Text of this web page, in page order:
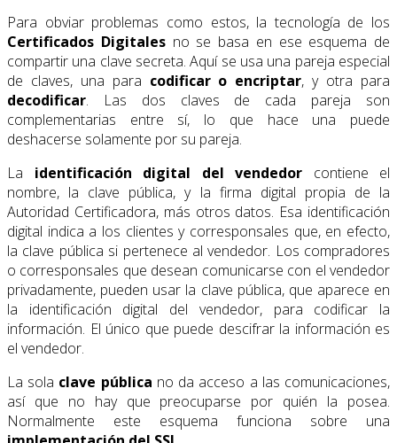
Para obviar problemas como estos, la tecnología de los
Certificados Digitalesno se basa en ese esquema de
compartir una clave secreta. Aquí se usa una pareja especial
de claves, una para codificar o encriptar, y otra para
decodificar. Las dos claves de cada pareja son
complementarias entre sí, lo que hace una puede
deshacerse solamente por su pareja.
La identificación digital del vendedor contiene el
nombre, la clave pública, y la firma digital propia de la
Autoridad Certificadora, más otros datos. Esa identificación
digital indica a los clientes y corresponsales que, en efecto,
la clave pública si pertenece al vendedor. Los compradores
o corresponsales que desean comunicarse con el vendedor
privadamente, pueden usar la clave pública, que aparece en
la identificación digital del vendedor, para codificar la
información. El único que puede descifrar la información es
el vendedor.
La sola clave pública no da acceso a las comunicaciones,
así que no hay que preocuparse por quién la posea.
Normalmente este esquema funciona sobre una